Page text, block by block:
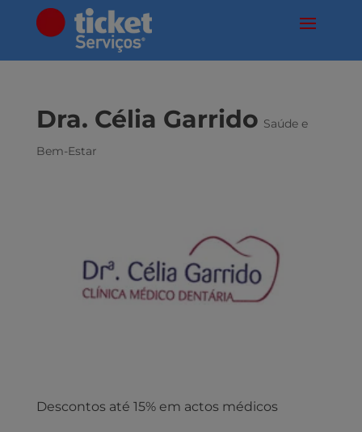
Dra. Célia Garrido Saúde e
Bem-Estar
Descontos até 15% em actos médicos